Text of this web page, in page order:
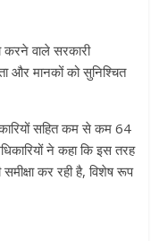
करने वाले सरकारी
और मानकों को सुनिश्चित
सहित कम से कम 64
ने कहा कि इस तरह
समीक्षा कर रही है, विशेष रूप